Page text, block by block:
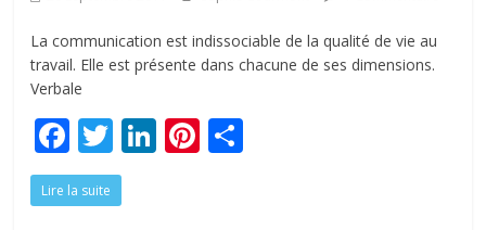
La communication est indissociable de la qualité de vie au
travail. Elle est présente dans chacune de ses dimensions.
Verbale
F
ac
e
T
w
itt
Li Pi
Lire la suite